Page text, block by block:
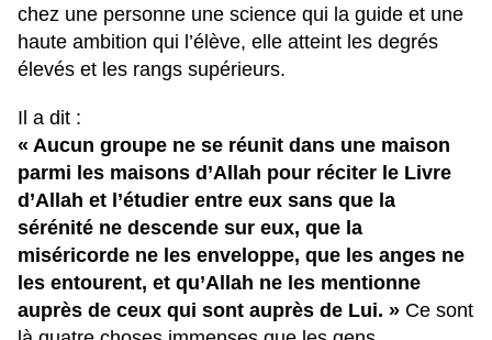
chez une personne une science qui la guide et une
haute ambition qui l’élève, elle atteint les degrés
élevés et les rangs supérieurs.
Il a dit :
« Aucun groupe ne se réunit dans une maison
parmi les maisons d’Allah pour réciter le Livre
d’Allah et l’étudier entre eux sans que la
sérénité ne descende sur eux, que la
miséricorde ne les enveloppe, que les anges ne
les entourent, et qu’Allah ne les mentionne
auprès de ceux qui sont auprès de Lui. » Ce sont